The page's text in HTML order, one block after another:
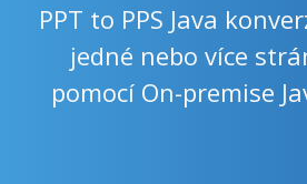
PPT to PPS Java
jedné nebo více
pomocí On-premise